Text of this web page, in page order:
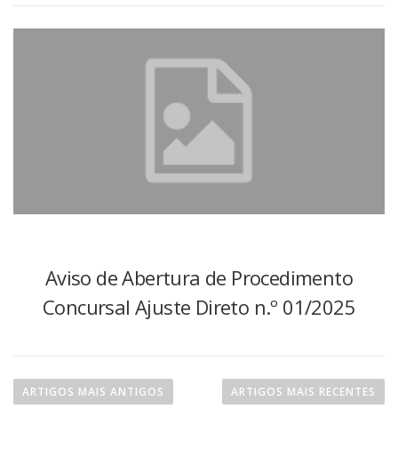
Aviso de Abertura de Procedimento
Concursal Ajuste Direto n.º 01/2025
aARTIGOS MAIS ANTIGOS ARTIGOS MAIS RECENTES